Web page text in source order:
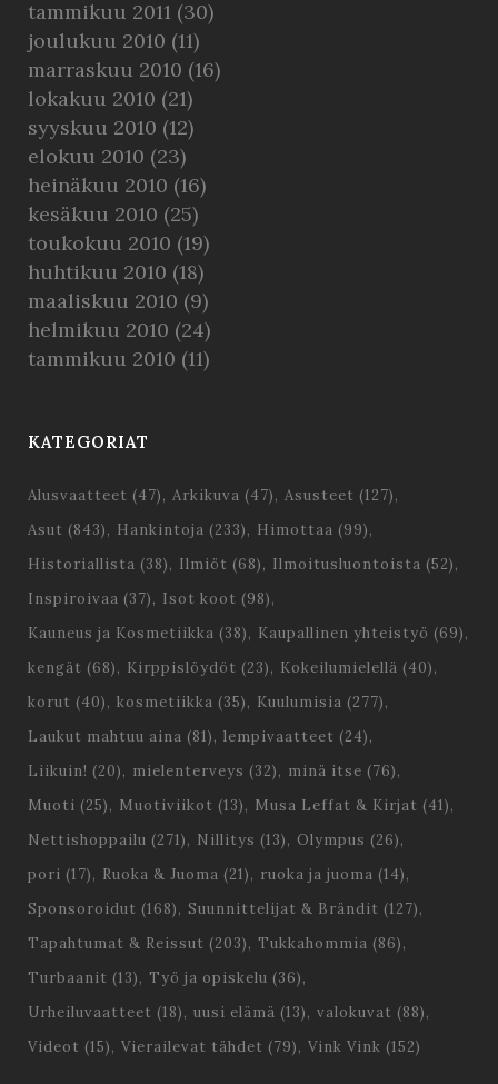
tammikuu 2011 (30)
joulukuu 2010 (11)
marraskuu 2010 (16)
lokakuu 2010 (21)
syyskuu 2010 (12)
elokuu 2010 (23)
heinäkuu 2010 (16)
kesäkuu 2010 (25)
toukokuu 2010 (19)
huhtikuu 2010 (18)
maaliskuu 2010 (9)
helmikuu 2010 (24)
tammikuu 2010 (11)
KATEGORIAT
Alusvaatteet (47) Arkikuva (47) Asusteet (127)
Asut (843) Hankintoja (233) Himottaa (99)
Historiallista (38) Ilmiöt (68) Ilmoitusluontoista (52)
Inspiroivaa (37) Isot koot (98)
Kauneus ja Kosmetiikka (38) Kaupallinen yhteistyö (69)
kengät (68) Kirppislöydöt (23) Kokeilumielellä (40)
korut (40) kosmetiikka (35) Kuulumisia (277)
Laukut mahtuu aina (81) lempivaatteet (24)
Liikuin! (20) mielenterveys (32) minä itse (76)
Muoti (25) Muotiviikot (13) Musa Leffat & Kirjat (41)
Nettishoppailu (271) Nillitys (13) Olympus (26)
pori (17) Ruoka & Juoma (21) ruoka ja juoma (14)
Sponsoroidut (168) Suunnittelijat & Brändit (127)
Tapahtumat & Reissut (203) Tukkahommia (86)
Turbaanit (13) Työ ja opiskelu (36)
Urheiluvaatteet (18) uusi elämä (13) valokuvat (88)
Videot (15) Vierailevat tähdet (79) Vink Vink (152)